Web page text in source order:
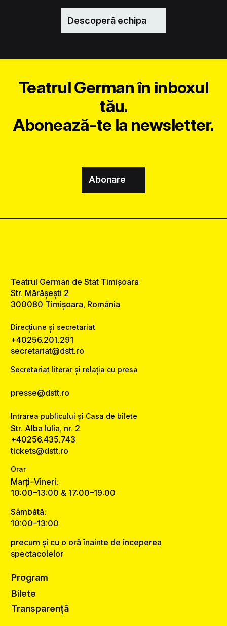
Descoperă echipa
Teatrul German în inboxul
tău.
Abonează-te la newsletter.
Abonare
Teatrul German de Stat Timișoara
Str. Mărășești 2
300080 Timișoara, România
Direcțiune și secretariat
+40256.201.291
secretariat@dstt.ro
Secretariat literar și relația cu presa
presse@dstt.ro
Intrarea publicului și Casa de bilete
Str. Alba Iulia, nr. 2
+40256.435.743
tickets@dstt.ro
Orar
Marți–Vineri:
10:00–13:00 & 17:00–19:00
Sâmbătă:
10:00–13:00
precum și cu o oră înainte de începerea
spectacolelor
Program
Bilete
Transparență